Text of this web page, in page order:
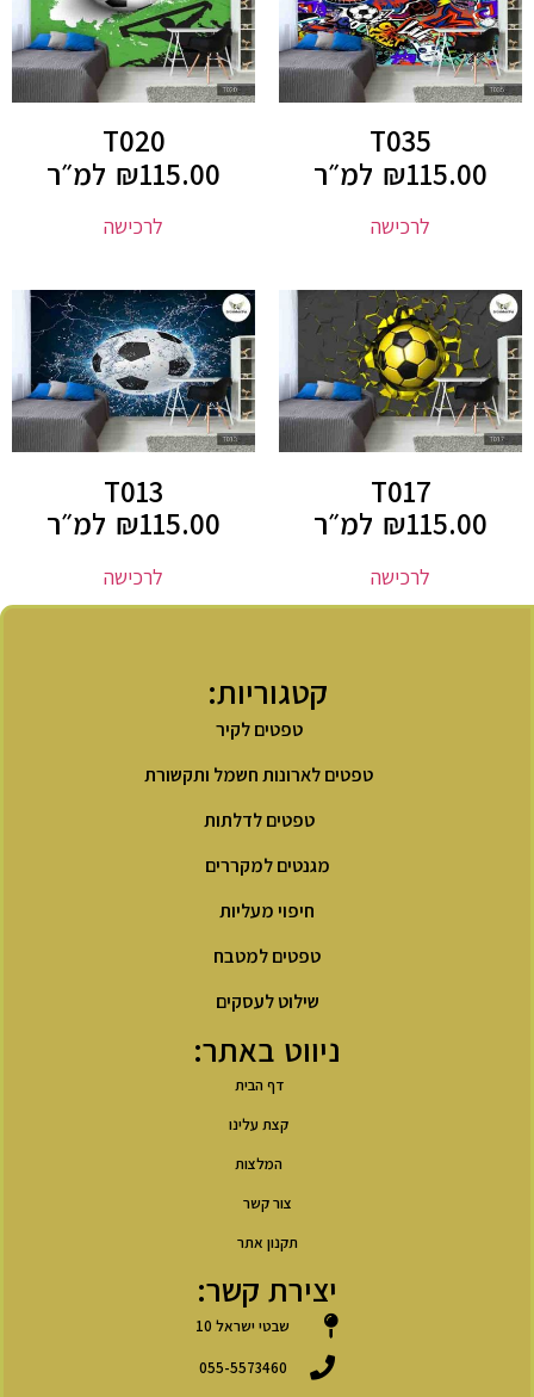
T035
₪115.00 למ״ר
לרכישה
T020
₪115.00 למ״ר
לרכישה
T017
₪115.00 למ״ר
לרכישה
T013
₪115.00 למ״ר
לרכישה
קטגוריות:
טפטים לקיר
טפטים לארונות חשמל ותקשורת
טפטים לדלתות
מגנטים למקררים
חיפוי מעליות
טפטים למטבח
שילוט לעסקים
ניווט באתר:
דף הבית
קצת עלינו
המלצות
צור קשר
תקנון אתר
יצירת קשר:
שבטי ישראל 10
055-5573460